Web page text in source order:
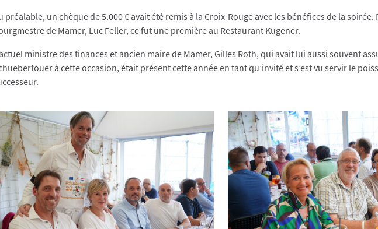
préalable, un chèque de 5.000 € avait été remis à la Croix-Rouge avec les bénéfices de la soirée.
de Mamer, Luc Feller, ce fut une première au Restaurant Kugener.
ministre des finances et ancien maire de Mamer, Gilles Roth, qui avait lui aussi souvent
à cette occasion, était présent cette année en tant qu’invité et s’est vu servir le